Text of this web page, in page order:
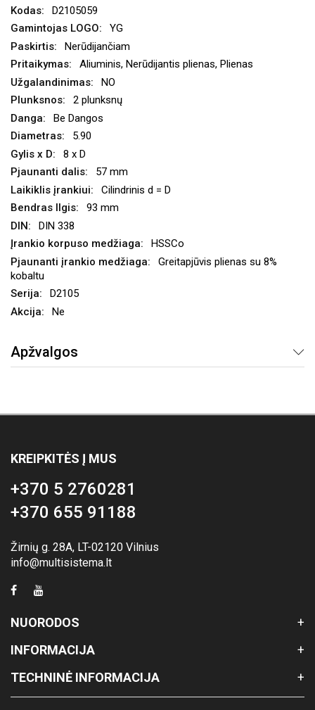
D2105059
YG
Nerūdijančiam
Aliuminis, Nerūdijantis plienas, Plienas
NO
2 plunksnų
Be Dangos
5.90
8 x D
57 mm
Cilindrinis d = D
93 mm
DIN 338
HSSCo
Greitapjūvis plienas su 8%
kobaltu
D2105
Ne
Apžvalgos
KREIPKITĖS Į MUS
+370 5 2760281
+370 655 91188
Žirnių g. 28A, LT-02120 Vilnius
info@multisistema.lt
NUORODOS
INFORMACIJA
TECHNINĖ INFORMACIJA